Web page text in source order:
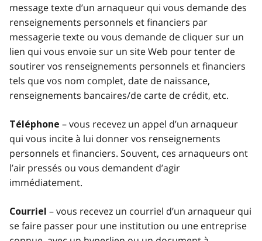
message texte d’un arnaqueur qui vous demande des
renseignements personnels et financiers par
messagerie texte ou vous demande de cliquer sur un
lien qui vous envoie sur un site Web pour tenter de
soutirer vos renseignements personnels et financiers
tels que vos nom complet, date de naissance,
renseignements bancaires/de carte de crédit, etc.
Téléphone – vous recevez un appel d’un arnaqueur
qui vous incite à lui donner vos renseignements
personnels et financiers. Souvent, ces arnaqueurs ont
l’air pressés ou vous demandent d’agir
immédiatement.
Courriel – vous recevez un courriel d’un arnaqueur qui
se faire passer pour une institution ou une entreprise